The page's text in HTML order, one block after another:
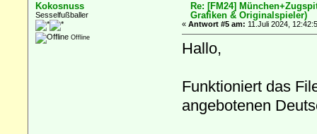
Kokosnuss
Sesselfußballer
Offline
Re: [FM24]
Grafiken & Originalspieler)
« Antwort #5 am: 11.Juli 2024,
Hallo,
Funktioniert das
angebotenen